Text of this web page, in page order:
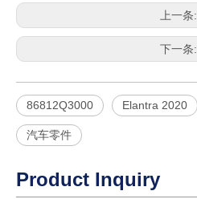
上一条:
下一条:
86812Q3000 Elantra 2020
汽车零件
Product Inquiry